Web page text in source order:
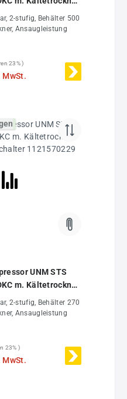
1121580528
2-stufig, Behälter 500
Ansaugleistung
23% )
MwSt.
UNM STS
m. Kältetrockner
1121570229
2-stufig, Behälter 270
Ansaugleistung
23% )
MwSt.